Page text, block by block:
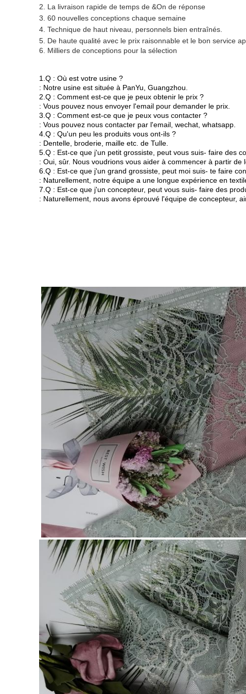
2. La livraison rapide de temps de &On de réponse
3. 60 nouvelles conceptions chaque semaine
4. Technique de haut niveau, personnels bien entraînés.
5. De haute qualité avec le prix raisonnable et le bon service
6. Milliers de conceptions pour la sélection
1.Q : Où est votre usine ?
: Notre usine est située à PanYu, Guangzhou.
2.Q : Comment est-ce que je peux obtenir le prix ?
: Vous pouvez nous envoyer l'email pour demander le prix.
3.Q : Comment est-ce que je peux vous contacter ?
: Vous pouvez nous contacter par l'email, wechat, whatsapp.
4.Q : Qu'un peu les produits vous ont-ils ?
: Dentelle, broderie, maille etc. de Tulle.
5.Q : Est-ce que j'un petit grossiste, peut vous suis- faire des
: Oui, sûr. Nous voudrions vous aider à commencer à partir
6.Q : Est-ce que j'un grand grossiste, peut moi suis- te faire
: Naturellement, notre équipe a une longue expérience en
7.Q : Est-ce que j'un concepteur, peut vous suis- faire des
: Naturellement, nous avons éprouvé l'équipe de concepteur,